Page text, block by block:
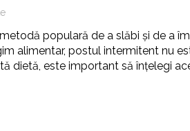
populară de a slăbi și de a
alimentar, postul intermitent nu
dietă, este important să înțelegi